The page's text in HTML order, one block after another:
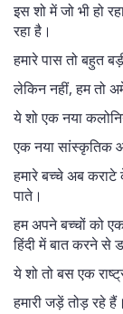
इस शो में जो भी हो
रहा है।
हमारे पास तो बहुत
लेकिन नहीं, हम तो
ये शो एक नया
एक नया सांस्कृतिक
हमारे बच्चे अब
पाते।
हम अपने बच्चों को
हिंदी में बात करने से
ये शो तो बस एक
हमारी जड़ें तोड़ रहे हैं।